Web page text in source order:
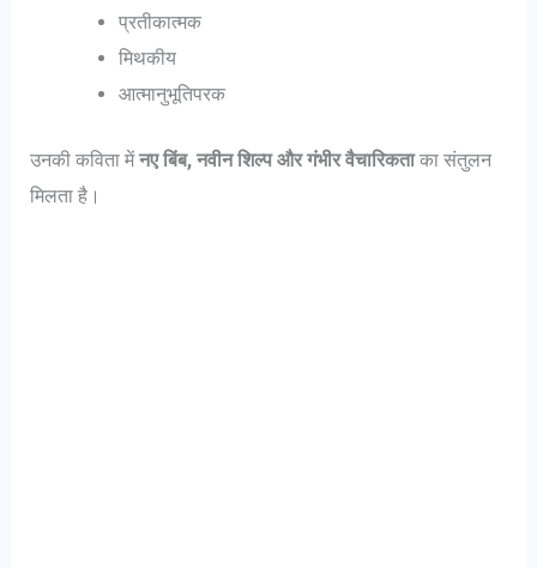
प्रतीकात्मक
मिथकीय
आत्मानुभूतिपरक
उनकी कविता मेंनए बिंब, नवीन शिल्प और गंभीर वैचारिकताका संतुलन
मिलता है।